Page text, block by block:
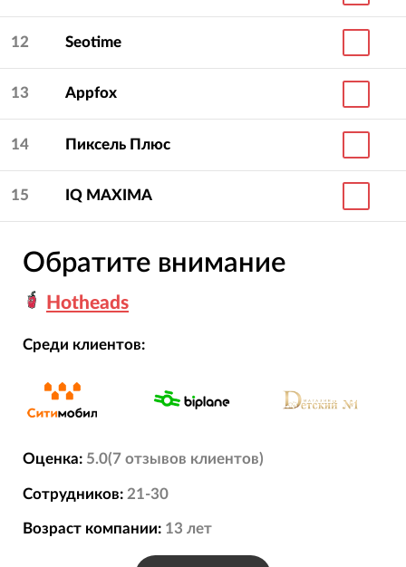
12 Seotime
13 Appfox
14 Пиксель Плюс
15 IQ МAXIMA
Обратите внимание
Hotheads
Среди клиентов:
Оценка: 5.0(7 отзывов клиентов)
Сотрудников: 21-30
Возраст компании: 13 лет